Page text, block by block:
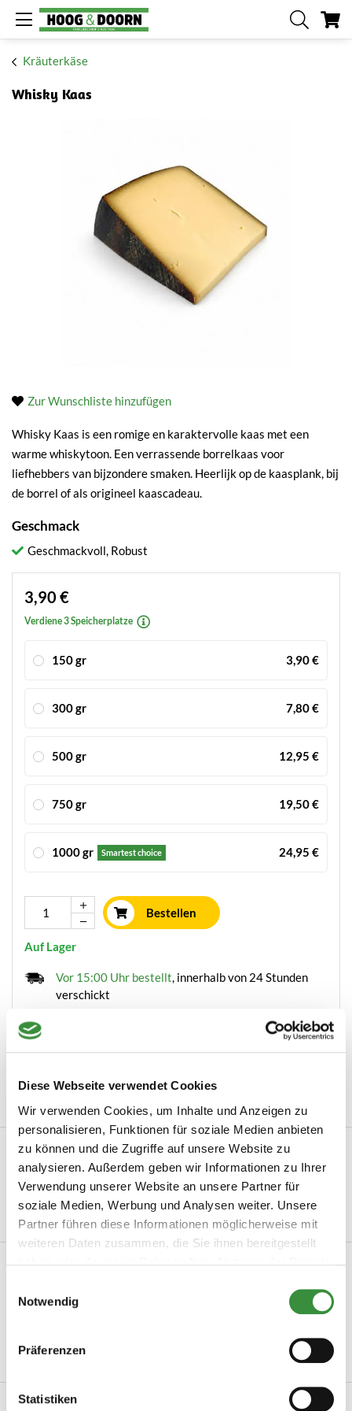
Diese Webseite verwendet Cookies
Wir verwenden Cookies, um Inhalte und Anzeigen zu
personalisieren, Funktionen für soziale Medien anbieten
zu können und die Zugriffe auf unsere Website zu
analysieren. Außerdem geben wir Informationen zu Ihrer
Verwendung unserer Website an unsere Partner für
soziale Medien, Werbung und Analysen weiter. Unsere
Partner führen diese Informationen möglicherweise mit
weiteren Daten zusammen, die Sie ihnen bereitgestellt
Notwendig
Präferenzen
Statistiken
Kräuterkäse
Whisky Kaas
Zur Wunschliste hinzufügen
Whisky Kaas is een romige en karaktervolle kaas met een
warme whiskytoon. Een verrassende borrelkaas voor
liefhebbers van bijzondere smaken. Heerlijk op de kaasplank, bij
de borrel of als origineel kaascadeau.
Geschmack
Geschmackvoll, Robust
3,90 €
Verdiene 3 Speicherplatze
150 gr 3,90 €
300 gr 7,80 €
500 gr 12,95 €
750 gr 19,50 €
1000 gr Smartest choice 24,95 €
Bestellen
Auf Lager
Vor 15:00 Uhr bestellt, innerhalb von 24 Stunden
verschickt
Leckerster Holländischer Käse
Mindestbestellwert von 15 €
Beschreibung
Whisky Kaas kopen bij Hoogendoorn Kaas Whisky Kaas is een
bijzondere kaas voor liefhebbers van voll...
Mehr lesen
Artikelnummer